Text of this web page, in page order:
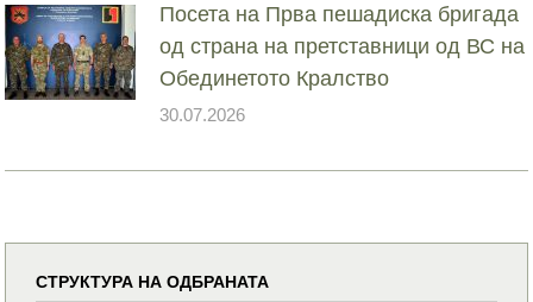
Посета на Прва пешадиска бригада
од страна на претставници од ВС на
Обединетото Кралство
30.07.2026
СТРУКТУРА НА ОДБРАНАТА